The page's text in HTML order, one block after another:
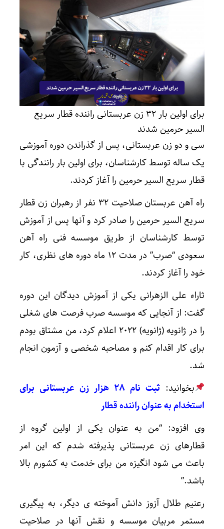
برای اولین بار ۳۲ زن عربستانی راننده قطار سریع
السیر حرمین شدند
سی و دو زن عربستانی، پس از گذراندن دوره آموزشی
یک ساله توسط کارشناسان، برای اولین بار رانندگی با
قطار سریع السیر حرمین را آغاز کردند.
راه آهن عربستان صلاحیت ۳۲ نفر از رهبران زن قطار
سریع السیر حرمین را صادر کرد و آنها پس از آموزش
توسط کارشناسان از طریق موسسه فنی راه آهن
سعودی “صرب” در مدت ۱۲ ماه دوره های نظری، کار
خود را آغاز کردند.
ثاراء علی الزهرانی یکی از آموزش دیدگان این دوره
گفت: از آنجایی که موسسه صرب فرصت های شغلی
را در ژانویه (ژانویه) ۲۰۲۲ اعلام کرد، من مشتاق بودم
برای کار اقدام کنم و مصاحبه شخصی و آزمون انجام
شد.
بخوانید:
ثبت نام ۲۸ هزار زن عربستانی برای
استخدام به عنوان راننده قطار
وی افزود: “من به عنوان یکی از اولین گروه از
قطارهای زن عربستانی پذیرفته شدم که این امر
باعث می شود انگیزه من برای خدمت به کشورم بالا
باشد.”
رعنیم طلال آزوز دانش آموخته ی دیگر، به پیگیری
مستمر مربیان موسسه و نقش آنها در صلاحیت